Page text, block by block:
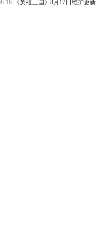
16] 《英雄三国》8月17日维护更新…